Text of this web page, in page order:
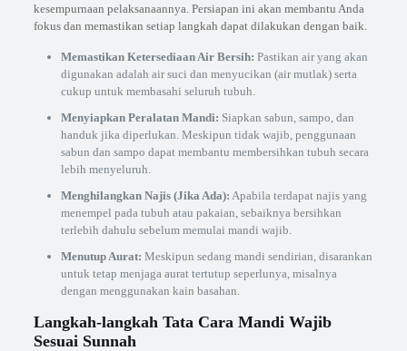
kesempurnaan pelaksanaannya. Persiapan ini akan membantu Anda
fokus dan memastikan setiap langkah dapat dilakukan dengan baik.
Memastikan Ketersediaan Air Bersih: Pastikan air yang akan
digunakan adalah air suci dan menyucikan (air mutlak) serta
cukup untuk membasahi seluruh tubuh.
Menyiapkan Peralatan Mandi: Siapkan sabun, sampo, dan
handuk jika diperlukan. Meskipun tidak wajib, penggunaan
sabun dan sampo dapat membantu membersihkan tubuh secara
lebih menyeluruh.
Menghilangkan Najis (Jika Ada): Apabila terdapat najis yang
menempel pada tubuh atau pakaian, sebaiknya bersihkan
terlebih dahulu sebelum memulai mandi wajib.
Menutup Aurat: Meskipun sedang mandi sendirian, disarankan
untuk tetap menjaga aurat tertutup seperlunya, misalnya
dengan menggunakan kain basahan.
Langkah-langkah Tata Cara Mandi Wajib
Sesuai Sunnah